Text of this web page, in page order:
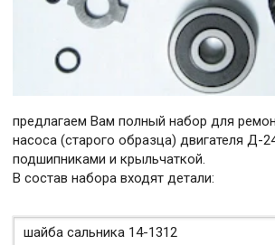
предлагаем Вам полный набор для
насоса (старого образца) двигателя Д-
подшипниками и крыльчаткой.
В состав набора входят детали:
шайба сальника 14-1312